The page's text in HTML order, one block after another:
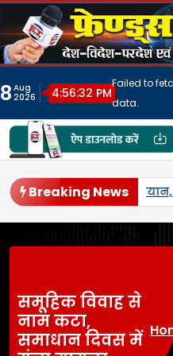
Skip
content
8 Aug
2026
4:56:36 PM
Failed to
data.
फ्रेंड्स टाइम्स
Breaking News
पर होगी उड़द-मूंग की
समूहिक विवाह से
नाम कटा,
समाधान दिवस में